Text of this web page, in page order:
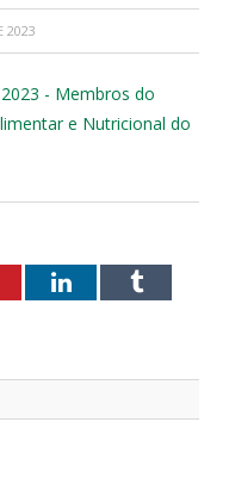
2023
- Membros do
e Nutricional do
LinkedInTumblr